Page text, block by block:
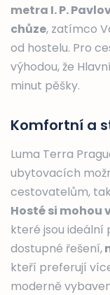
metra I. P.
chůze, zatímco
od hostelu. Pro
výhodou, že
minut pěšky.
Komfortní a
Luma Terra
ubytovacích
cestovatelům,
Hosté si mohou
které jsou
dostupné řešení,
kteří preferují
moderně